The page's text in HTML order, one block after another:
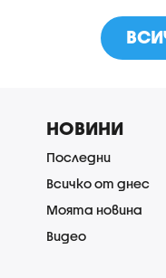
НОВИНИ
Последни
Всичко от днес
Моята новина
Видео